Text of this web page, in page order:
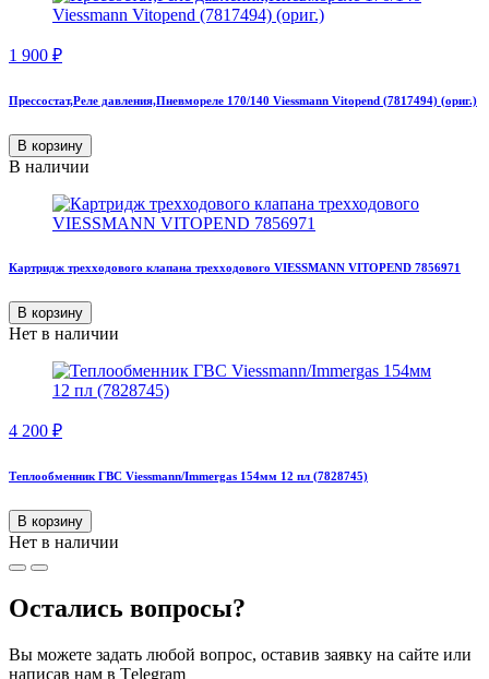
1 900 ₽
Прессостат,Реле давления,Пневмореле 170/140 Viessmann Vitopend (7817494) (ориг.)
В корзину
В наличии
Картридж трехходового клапана трехходового VIESSMANN VITOPEND 7856971
В корзину
Нет в наличии
4 200 ₽
Теплообменник ГВС Viessmann/Immergas 154мм 12 пл (7828745)
В корзину
Нет в наличии
Остались вопросы?
Вы можете задать любой вопрос, оставив заявку на сайте или
написав нам в Тelegram